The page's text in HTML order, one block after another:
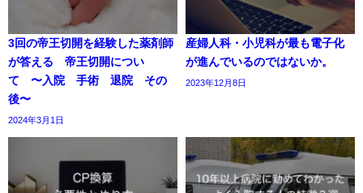
3回の帝王切開を経験した薬剤師
が答える 帝王切開につい
て 〜入院 手術 退院 その
後〜
2024年3月1日
産婦人科・小児科が最も電子化
が進んでいるのではないか。
2023年12月8日